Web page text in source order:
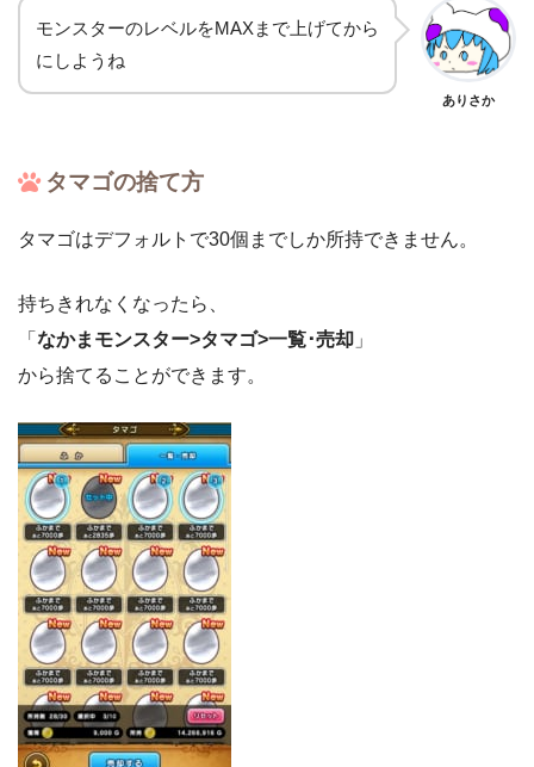
モンスターのレベルをMAXまで上げてから
にしようね
ありさか
タマゴの捨て方
タマゴはデフォルトで30個までしか所持できません。
持ちきれなくなったら、
「 なかまモンスター>タマゴ>一覧･売却 」
から捨てることができます。